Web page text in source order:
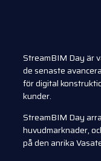
StreamBIM Day är
de senaste
för digital
kunder.
StreamBIM Day
huvudmarknader,
på den anrika